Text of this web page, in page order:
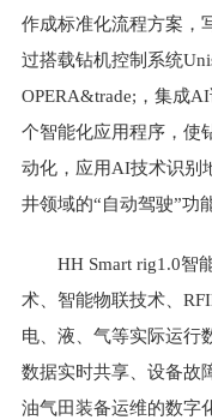
作成标准化流程方案，
过搭载钻机控制系统
OPERA&trade;，集成
个智能化应用程序，使
动化，应用AI技术识别
井领域的“自动驾驶”功
HH Smart rig1.0智能
术、智能物联技术、
电、液、气等实际运行
数据实时共享、设备故
油气田装备运维的数字